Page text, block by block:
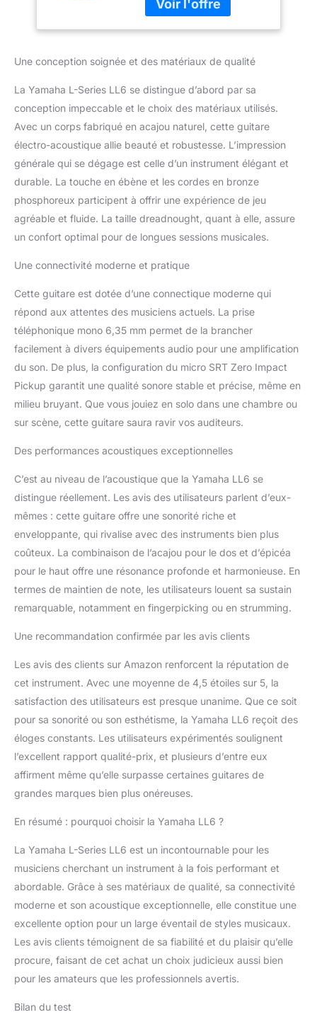
est une technologie
en acajou Col 5 plis avec
confortable. Micro SRT
Zero Impact (passif).
Une conception soignée et des matériaux de qualité
La Yamaha L-Series LL6 se distingue d’abord par sa
conception impeccable et le choix des matériaux utilisés.
Avec un corps fabriqué en acajou naturel, cette guitare
électro-acoustique allie beauté et robustesse. L’impression
générale qui se dégage est celle d’un instrument élégant et
durable. La touche en ébène et les cordes en bronze
phosphoreux participent à offrir une expérience de jeu
agréable et fluide. La taille dreadnought, quant à elle, assure
un confort optimal pour de longues sessions musicales.
Une connectivité moderne et pratique
Cette guitare est dotée d’une connectique moderne qui
répond aux attentes des musiciens actuels. La prise
téléphonique mono 6,35 mm permet de la brancher
facilement à divers équipements audio pour une amplification
du son. De plus, la configuration du micro SRT Zero Impact
Pickup garantit une qualité sonore stable et précise, même en
milieu bruyant. Que vous jouiez en solo dans une chambre ou
sur scène, cette guitare saura ravir vos auditeurs.
Des performances acoustiques exceptionnelles
C’est au niveau de l’acoustique que la Yamaha LL6 se
distingue réellement. Les avis des utilisateurs parlent d’eux-
mêmes : cette guitare offre une sonorité riche et
enveloppante, qui rivalise avec des instruments bien plus
coûteux. La combinaison de l’acajou pour le dos et d’épicéa
pour le haut offre une résonance profonde et harmonieuse. En
termes de maintien de note, les utilisateurs louent sa sustain
remarquable, notamment en fingerpicking ou en strumming.
Une recommandation confirmée par les avis clients
Les avis des clients sur Amazon renforcent la réputation de
cet instrument. Avec une moyenne de 4,5 étoiles sur 5, la
satisfaction des utilisateurs est presque unanime. Que ce soit
pour sa sonorité ou son esthétisme, la Yamaha LL6 reçoit des
éloges constants. Les utilisateurs expérimentés soulignent
l’excellent rapport qualité-prix, et plusieurs d’entre eux
affirment même qu’elle surpasse certaines guitares de
grandes marques bien plus onéreuses.
En résumé : pourquoi choisir la Yamaha LL6 ?
La Yamaha L-Series LL6 est un incontournable pour les
musiciens cherchant un instrument à la fois performant et
abordable. Grâce à ses matériaux de qualité, sa connectivité
moderne et son acoustique exceptionnelle, elle constitue une
excellente option pour un large éventail de styles musicaux.
Les avis clients témoignent de sa fiabilité et du plaisir qu’elle
procure, faisant de cet achat un choix judicieux aussi bien
pour les amateurs que les professionnels avertis.
Bilan du test